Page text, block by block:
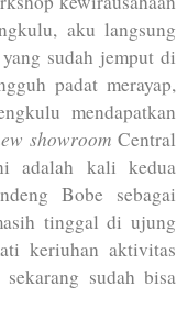
aku langsung
sudah jemput di
padat merayap,
mendapatkan
showroom Central
adalah kali kedua
Bobe sebagai
tinggal di ujung
keriuhan aktivitas
sudah bisa